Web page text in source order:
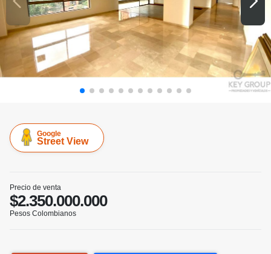
Google
Street View
Precio de venta
$2.350.000.000
Pesos Colombianos